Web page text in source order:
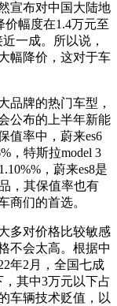
宣布对中国大陆地
价幅度在1.4万元至
一成。所以说，
幅降价，这对于车
品牌的热门车型，
公布的上半年新能
值率中，蔚来es6
，特斯拉model 3
，蔚来es8是
，其保值率也有
商们的首选。
多对价格比较敏感
不会太高。根据中
年2月，全国七成
其中3万元以下占
车辆技术贬值，以